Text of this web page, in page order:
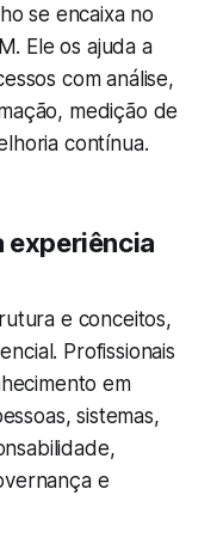
se encaixa no
Ele os ajuda a
com análise,
medição de
contínua.
experiência
e conceitos,
Profissionais
em
sistemas,
e